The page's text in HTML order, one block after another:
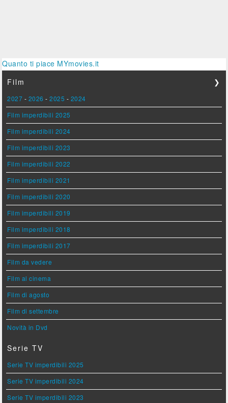
Quanto ti piace MYmovies.it
Film
❯
2027 - 2026 -2025 - 2024
Film imperdibili 2025
Film imperdibili 2024
Film imperdibili 2023
Film imperdibili 2022
Film imperdibili 2021
Film imperdibili 2020
Film imperdibili 2019
Film imperdibili 2018
Film imperdibili 2017
Film da vedere
Film al cinema
Film di agosto
Film di settembre
Novità in Dvd
Serie TV
Serie TV imperdibili 2025
Serie TV imperdibili 2024
Serie TV imperdibili 2023